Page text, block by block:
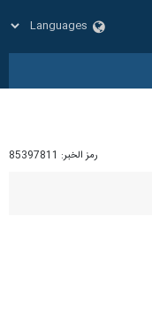
رمز الخبر: 85397811